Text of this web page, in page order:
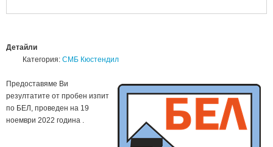
Детайли
Категория: СМБ Кюстендил
Предоставяме Ви
резултатите от пробен изпит
по БЕЛ, проведен на 19
ноември 2022 година .